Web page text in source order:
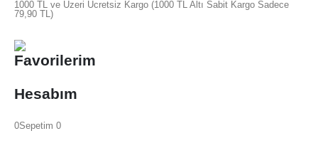
1000 TL ve Üzeri Ücretsiz Kargo (1000 TL Altı Sabit Kargo Sadece
79,90 TL)
Favorilerim
Hesabım
0Sepetim 0